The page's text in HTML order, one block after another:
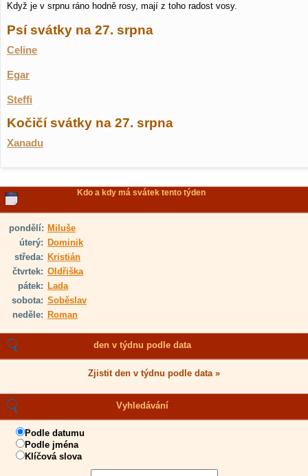
Když je v srpnu ráno hodně rosy, mají z toho radost vosy.
Psí svátky na 27. srpna
Celine
Egar
Steffi
Kočičí svátky na 27. srpna
Xanadu
Kdo a kdy má svátek tento týden
pondělí: Miluše
úterý: Dominik
středa: Kristián
čtvrtek: Oldřiška
pátek: Lada
sobota: Soběslav
neděle: Roman
den v týdnu podle data
Zjistit den v týdnu podle data »
Vyhledávání
Podle datumu
Podle jména
Klíčová slova